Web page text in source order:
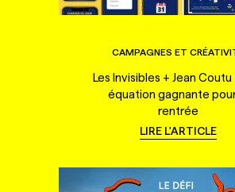
CAMPAGNES ET
Les Invisibles + Jean Coutu
équation gagnante
rentrée
LIRE L'ARTICLE